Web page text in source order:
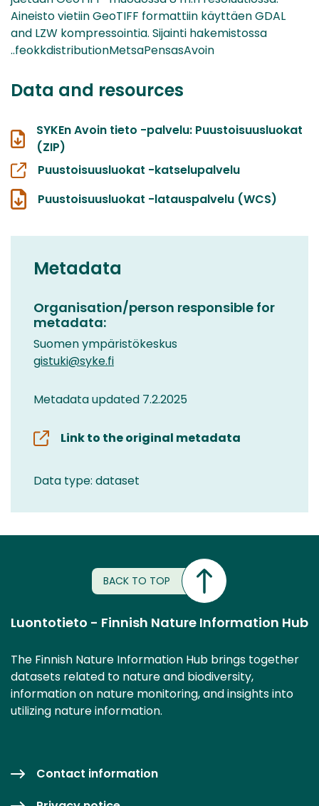
Aineisto vietiin GeoTIFF formattiin käyttäen GDAL
and LZW kompressointia. Sijainti hakemistossa
..feokkdistributionMetsaPensasAvoin
Data and resources
SYKEn Avoin tieto -palvelu: Puustoisuusluokat
(ZIP)
Puustoisuusluokat -katselupalvelu
Puustoisuusluokat -latauspalvelu (WCS)
Metadata
Organisation/person responsible for
metadata:
Suomen ympäristökeskus
gistuki@syke.fi
Metadata updated 7.2.2025
Link to the original metadata
Data type: dataset
BACK TO TOP
Luontotieto - Finnish Nature Information Hub
The Finnish Nature Information Hub brings together
datasets related to nature and biodiversity,
information on nature monitoring, and insights into
utilizing nature information.
Contact information